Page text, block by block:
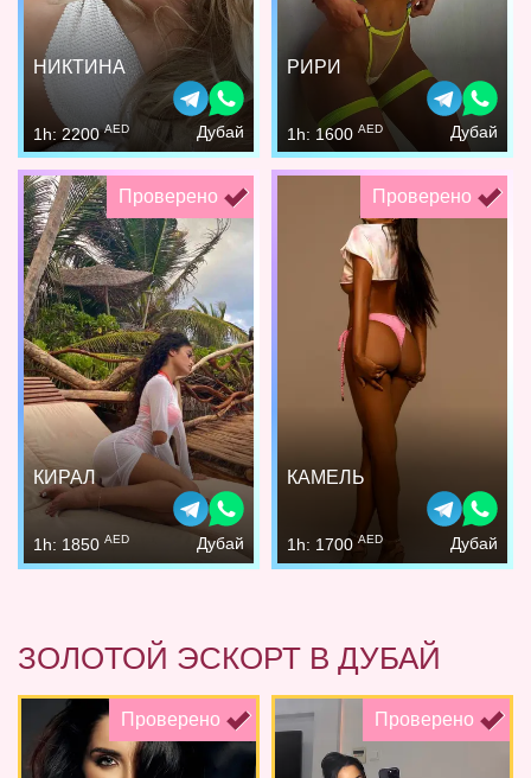
НИКТИНА
1h: 2200AED Дубай
РИРИ
1h: 1600 AED Дубай
Проверено
КИРАЛ
1h: 1850 AED Дубай
Проверено
КАМЕЛЬ
1h: 1700 AED Дубай
ЗОЛОТОЙ ЭСКОРТ В ДУБАЙ
Проверено Проверено